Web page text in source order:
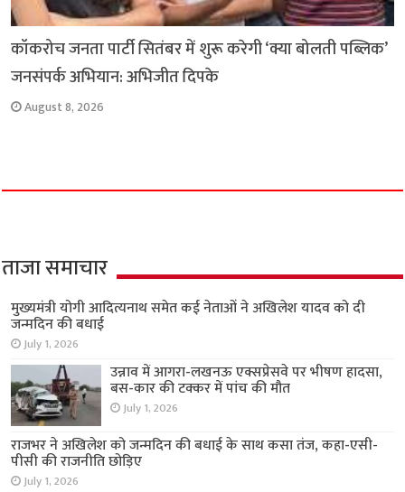
कॉकरोच जनता पार्टी सितंबर में शुरू करेगी ‘क्या बोलती पब्लिक’
जनसंपर्क अभियान: अभिजीत दिपके
August 8, 2026
ताजा समाचार
मुख्यमंत्री योगी आदित्यनाथ समेत कई नेताओं ने अखिलेश यादव को दी
जन्मदिन की बधाई
July 1, 2026
उन्नाव में आगरा-लखनऊ एक्सप्रेसवे पर भीषण हादसा,
बस-कार की टक्कर में पांच की मौत
July 1, 2026
राजभर ने अखिलेश को जन्मदिन की बधाई के साथ कसा तंज, कहा-एसी-
पीसी की राजनीति छोड़िए
July 1, 2026